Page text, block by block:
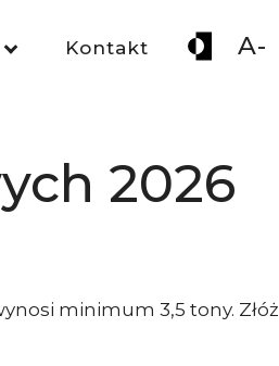
Kontakt A-
2026
minimum 3,5 tony. Złóż